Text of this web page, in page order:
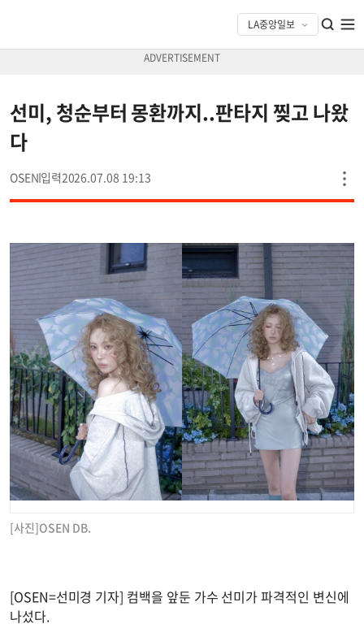
선미, 청순부터 몽환까지..판타지 찢고 나왔
다
OSEN 2026.07.08 19:13
[사진]OSEN DB.
[OSEN=선미경 기자] 컴백을 앞둔 가수 선미가 파격적인 변신에
나섰다.